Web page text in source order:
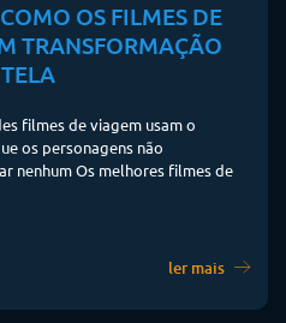
OS FILMES DE
TRANSFORMAÇÃO
filmes de viagem usam o
os personagens não
nenhum Os melhores filmes de
ler mais